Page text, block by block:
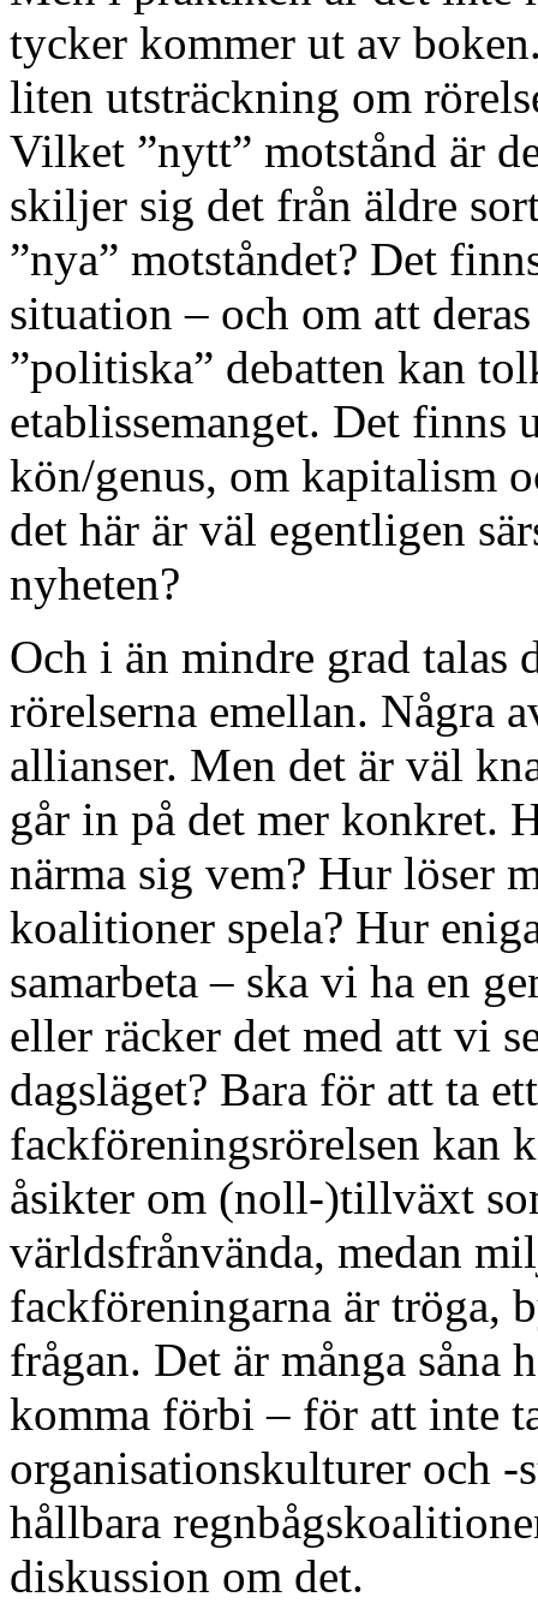
tycker kommer ut av
liten utsträckning om
Vilket ”nytt” motstånd är
skiljer sig det från äldre
”nya” motståndet? Det
situation – och om att
”politiska” debatten kan
etablissemanget. Det finns
kön/genus, om kapitalism
det här är väl egentligen
nyheten?
Och i än mindre grad talas
rörelserna emellan. Några
allianser. Men det är väl
går in på det mer konkret.
närma sig vem? Hur löser
koalitioner spela? Hur
samarbeta – ska vi ha en
eller räcker det med att vi
dagsläget? Bara för att ta
fackföreningsrörelsen kan
åsikter om (noll-)tillväxt
världsfrånvända, medan
fackföreningarna är tröga,
frågan. Det är många såna
komma förbi – för att inte
organisationskulturer och
hållbara
diskussion om det.